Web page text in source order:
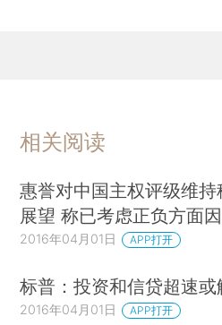
相关阅读
惠誉对中国主权评级维持
展望 称已考虑正负方面
2016年04月01日 APP打开
标普：投资和信贷超速
2016年04月01日 APP打开